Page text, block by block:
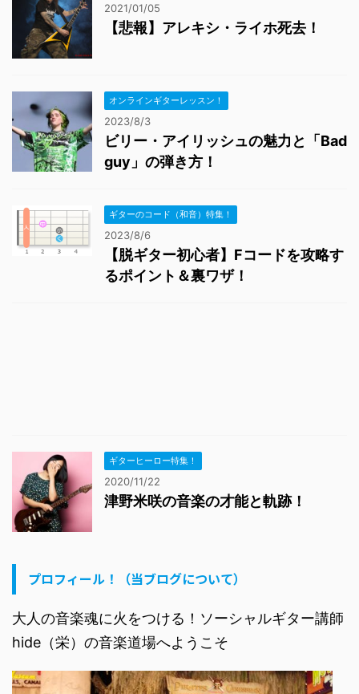
2021/01/05
【悲報】アレキシ・ライホ死去！
オンラインギターレッスン！
2023/8/3
ビリー・アイリッシュの魅力と「Bad
guy」の弾き方！
ギターのコード（和音）特集！
2023/8/6
【脱ギター初心者】Fコードを攻略す
るポイント＆裏ワザ！
ギターヒーロー特集！
2020/11/22
津野米咲の音楽の才能と軌跡！
プロフィール！（当ブログについて）
大人の音楽魂に火をつける！ソーシャルギター講師
hide（栄）の音楽道場へようこそ